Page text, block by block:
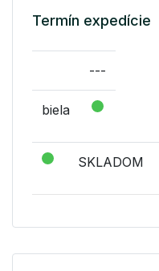
Termín expedície
---
biela
SKLADOM